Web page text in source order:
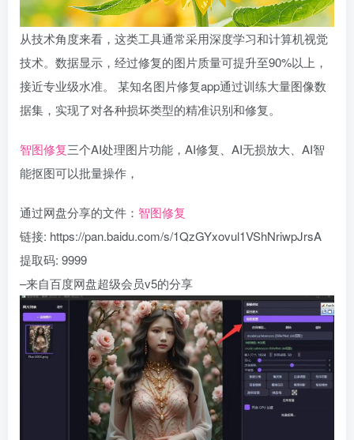
从技术角度来看，这类工具通常采用深度学习和计算机视觉
技术。数据显示，经过修复的图片质量可提升至90%以上，
接近专业级水准。 某知名图片修复app通过训练大量图像数
据集，实现了对各种损坏类型的精准识别和修复。
智图修复三个AI处理图片功能，AI修复、AI无损放大、AI智
能抠图可以批量操作，
通过网盘分享的文件： 智图修复
链接: https://pan.baidu.com/s/1QzGYxovul1VShNriwpJrsA
提取码: 9999
–来自百度网盘超级会员v5的分享